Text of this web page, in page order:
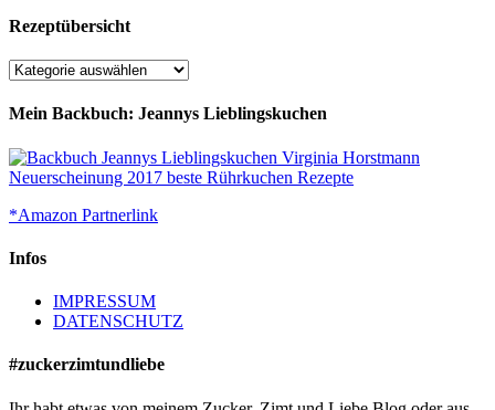
Rezeptübersicht
Rezeptübersicht
Mein Backbuch: Jeannys Lieblingskuchen
*Amazon Partnerlink
Infos
IMPRESSUM
DATENSCHUTZ
#zuckerzimtundliebe